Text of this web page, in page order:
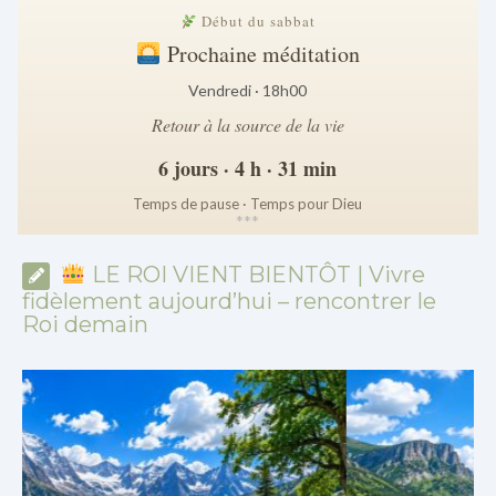
Début du sabbat
Prochaine méditation
Vendredi · 18h00
Retour à la source de la vie
6 jours · 4 h · 31 min
Temps de pause · Temps pour Dieu
***
LE ROI VIENT BIENTÔT | Vivre
fidèlement aujourd’hui – rencontrer le
Roi demain